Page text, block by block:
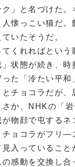
」と名づけた。
懐っこい猫だ。
いたそうだ。
くれればという
状態が続き、
た「冷たい平和
チョコラだが
か、NHKの「
物顔で屯するネ
ョコラがフリ—
入っているこ
感動を交換し合